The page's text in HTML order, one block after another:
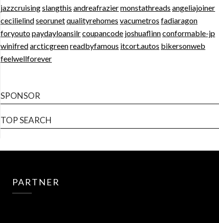
jazzcruisingslangthis andreafraziermonstathreads angeliajoiner
cecilielindseorunetqualityrehomes vacumetros fadiaragon
foryoutopaydayloansilrcoupancode joshuaflinnconformable-jp
winifredarcticgreenreadbyfamous itcort.autos bikersonweb
feelwellforever
SPONSOR
TOP SEARCH
PARTNER